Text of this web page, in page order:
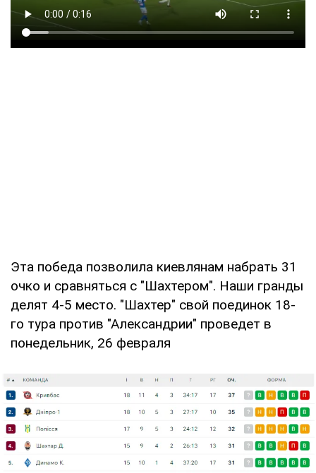
Эта победа позволила киевлянам набрать 31
очко и сравняться с "Шахтером". Наши гранды
делят 4-5 место. "Шахтер" свой поединок 18-
го тура против "Александрии" проведет в
понедельник, 26 февраля